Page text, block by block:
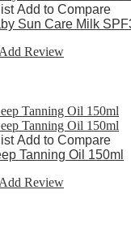
Add to Compare
Sun Care Milk
Add Review
Add to Compare
Tanning Oil 150ml
Add Review